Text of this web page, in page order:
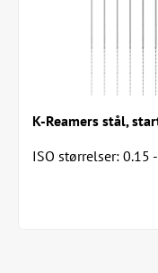
K-Reamers stål,
ISO størrelser: 0.15